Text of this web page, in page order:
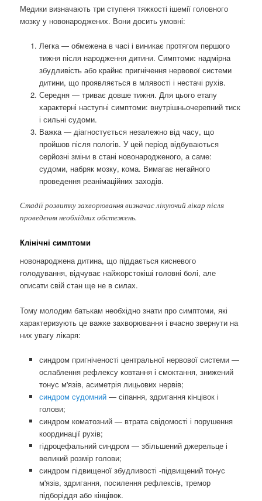
Медики визначають три ступеня тяжкості ішемії головного
мозку у новонароджених. Вони досить умовні:
Легка — обмежена в часі і виникає протягом першого
тижня після народження дитини. Симптоми: надмірна
збудливість або крайнє пригнічення нервової системи
дитини, що проявляється в млявості і нестачі рухів.
Середня — триває довше тижня. Для цього етапу
характерні наступні симптоми: внутрішньочерепний тиск
і сильні судоми.
Важка — діагностується незалежно від часу, що
пройшов після пологів. У цей період відбуваються
серйозні зміни в стані новонародженого, а саме:
судоми, набряк мозку, кома. Вимагає негайного
проведення реанімаційних заходів.
Стадії розвитку захворювання визначає лікуючий лікар після
проведення необхідних обстежень.
Клінічні симптоми
новонароджена дитина, що піддається кисневого
голодування, відчуває найжорстокіші головні болі, але
описати свій стан ще не в силах.
Тому молодим батькам необхідно знати про симптоми, які
характеризують це важке захворювання і вчасно звернути на
них увагу лікаря:
синдром пригніченості центральної нервової системи —
ослаблення рефлексу ковтання і смоктання, знижений
тонус м'язів, асиметрія лицьових нервів;
синдром судомний — сіпання, здригання кінцівок і
голови;
синдром коматозний — втрата свідомості і порушення
координації рухів;
гідроцефальний синдром — збільшений джерельце і
великий розмір голови;
синдром підвищеної збудливості -підвищений тонус
м'язів, здригання, посилення рефлексів, тремор
підборіддя або кінцівок.